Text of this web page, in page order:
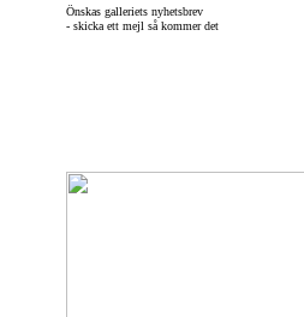
Önskas galleriets nyhetsbrev
- skicka ett mejl så kommer det